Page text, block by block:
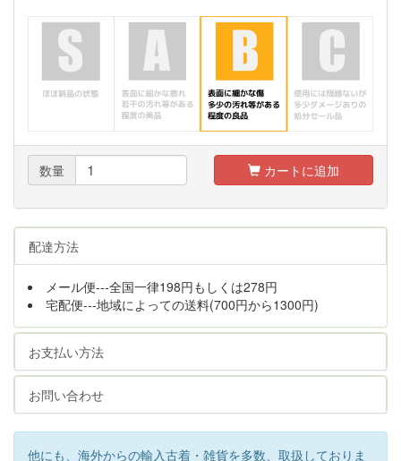
数量 カートに追加
配達方法
メール便---全国一律198円もしくは278円
宅配便---地域によっての送料(700円から1300円)
お支払い方法
お問い合わせ
他にも、海外からの輸入古着・雑貨を多数、取扱しておりま